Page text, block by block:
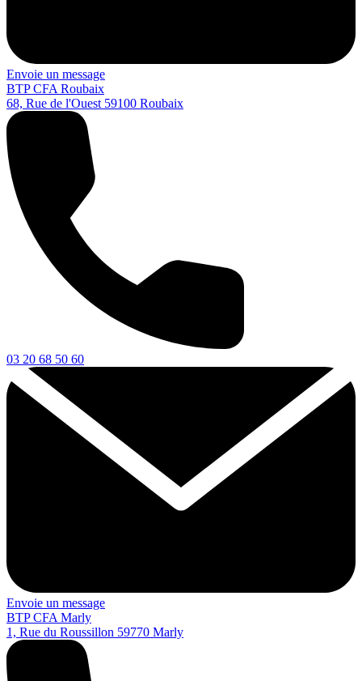
Envoie un message
BTP CFA Roubaix
68, Rue de l'Ouest 59100 Roubaix
03 20 68 50 60
Envoie un message
BTP CFA Marly
1, Rue du Roussillon 59770 Marly